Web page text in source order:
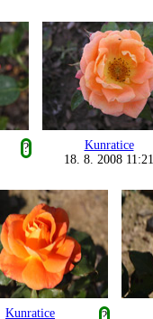
?
Kunratice
18. 8. 2008 11:21
Kunratice
?